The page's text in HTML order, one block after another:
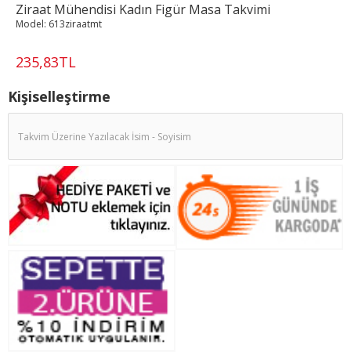
Ziraat Mühendisi Kadın Figür Masa Takvimi
235,83TL
Model: 613ziraatmt
Kişiselleştirme